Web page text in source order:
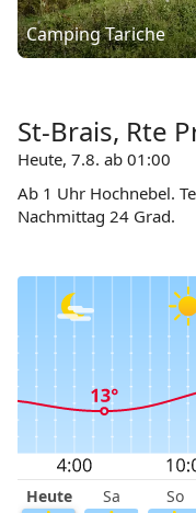
Camping Tariche
St-Brais, Rte
Heute, 7.8. ab 01:00
Ab 1 Uhr Hochnebel.
Nachmittag 24 Grad.
Heute Sa So